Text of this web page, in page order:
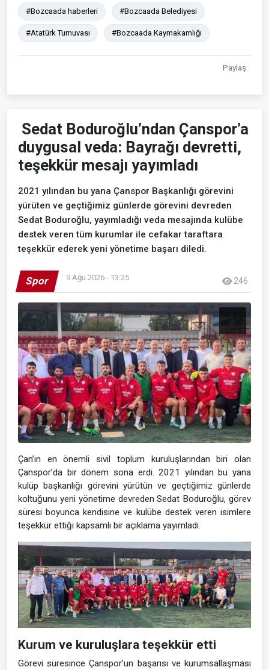
#Bozcaada haberleri #Bozcaada Belediyesi
#Atatürk Turnuvası #Bozcaada Kaymakamlığı
Paylaş
Sedat Boduroğlu’ndan Çanspor’a
duygusal veda: Bayrağı devretti,
teşekkür mesajı yayımladı
2021 yılından bu yana Çanspor Başkanlığı görevini
yürüten ve geçtiğimiz günlerde görevini devreden
Sedat Boduroğlu, yayımladığı veda mesajında kulübe
destek veren tüm kurumlar ile cefakar taraftara
teşekkür ederek yeni yönetime başarı diledi.
Spor 9 Ağu 2026 - 13:25 246
Çan’ın en önemli sivil toplum kuruluşlarından biri olan
Çanspor’da bir dönem sona erdi. 2021 yılından bu yana
kulüp başkanlığı görevini yürütün ve geçtiğimiz günlerde
koltuğunu yeni yönetime devreden Sedat Boduroğlu, görev
süresi boyunca kendisine ve kulübe destek veren isimlere
teşekkür ettiği kapsamlı bir açıklama yayımladı.
Kurum ve kuruluşlara teşekkür etti
Görevi süresince Çanspor’un başarısı ve kurumsallaşması